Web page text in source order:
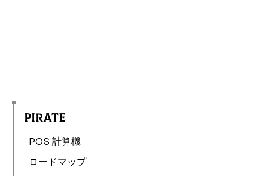
Pirate
POS 計算機
ロードマップ